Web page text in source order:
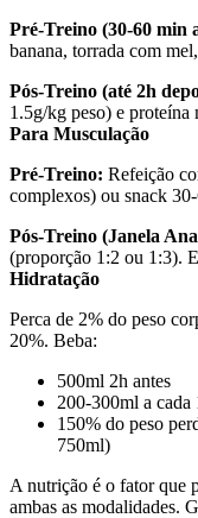
Pré-Treino (30-60 min
banana, torrada com
Pós-Treino (até 2h
1.5g/kg peso) e proteína
Para Musculação
Pré-Treino: Refeição
complexos) ou snack
Pós-Treino (Janela
(proporção 1:2 ou 1:3).
Hidratação
Perca de 2% do peso
20%. Beba:
500ml 2h antes
200-300ml a
150% do peso
750ml)
A nutrição é o fator que
ambas as modalidades.